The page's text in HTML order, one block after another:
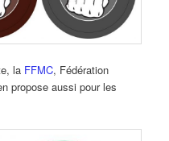
la FFMC, Fédération
propose aussi pour les